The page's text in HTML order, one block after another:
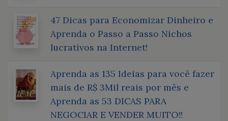
47 Dicas para Economizar Dinheiro e
Aprenda o Passo a Passo Nichos
lucrativos na Internet!
Aprenda as 135 Ideias para você fazer
mais de R$ 3Mil reais por mês e
Aprenda as 53 DICAS PARA
NEGOCIAR E VENDER MUITO!!